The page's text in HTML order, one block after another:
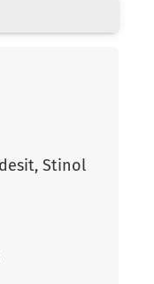
Hotpoint Ariston, Indesit, Stinol